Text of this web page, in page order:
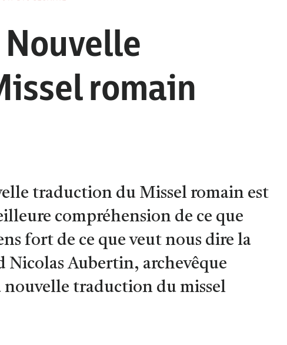
romain
traduction du Missel romain est
compréhension de ce que
fort de ce que veut nous dire la
Aubertin, archevêque
nouvelle traduction du missel